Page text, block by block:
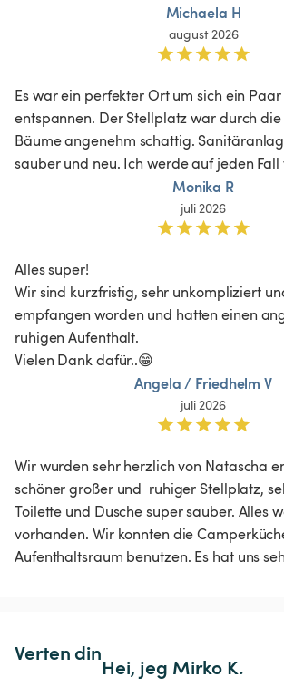
Michaela H
august 2026
Es war ein perfekter Ort um sich ein Paar
entspannen. Der Stellplatz war durch die
Bäume angenehm schattig.
sauber und neu. Ich werde auf jeden
Monika R
juli 2026
Alles super!
Wir sind kurzfristig, sehr unkompliziert
empfangen worden und hatten einen
ruhigen Aufenthalt.
Vielen Dank dafür..😁
Angela / Friedhelm V
juli 2026
Wir wurden sehr herzlich von Natascha
schöner großer und  ruhiger Stellplatz,
Toilette und Dusche super sauber. Alles
vorhanden. Wir konnten die
Aufenthaltsraum benutzen. Es hat uns
Verten din
Hei, jeg Mirko K.